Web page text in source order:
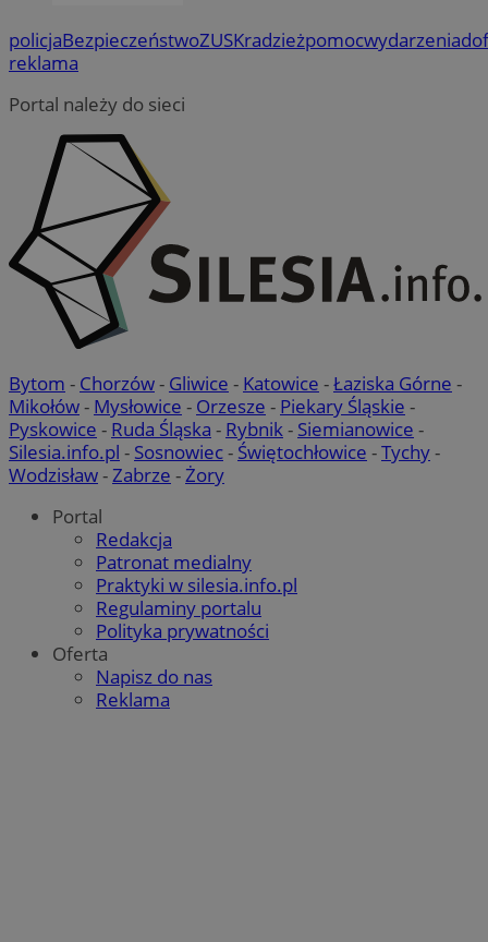
policjaBezpieczeństwoZUSKradzieżpomocwydarzenia
reklama
Portal należy do sieci
Bytom - Chorzów- Gliwice - Katowice -Łaziska Górne -
Mikołów- Mysłowice - Orzesze - Piekary Śląskie -
Pyskowice - Ruda Śląska - Rybnik- Siemianowice -
Silesia.info.pl - Sosnowiec- Świętochłowice -Tychy-
Wodzisław-Zabrze -Żory
Portal
Redakcja
Patronat medialny
Praktyki w silesia.info.pl
Regulaminy portalu
Polityka prywatności
Oferta
Napisz do nas
Reklama